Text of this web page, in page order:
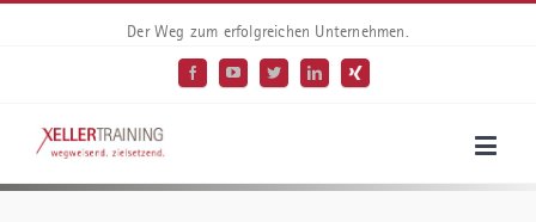
Der Weg zum erfolgreichen Unternehmen.